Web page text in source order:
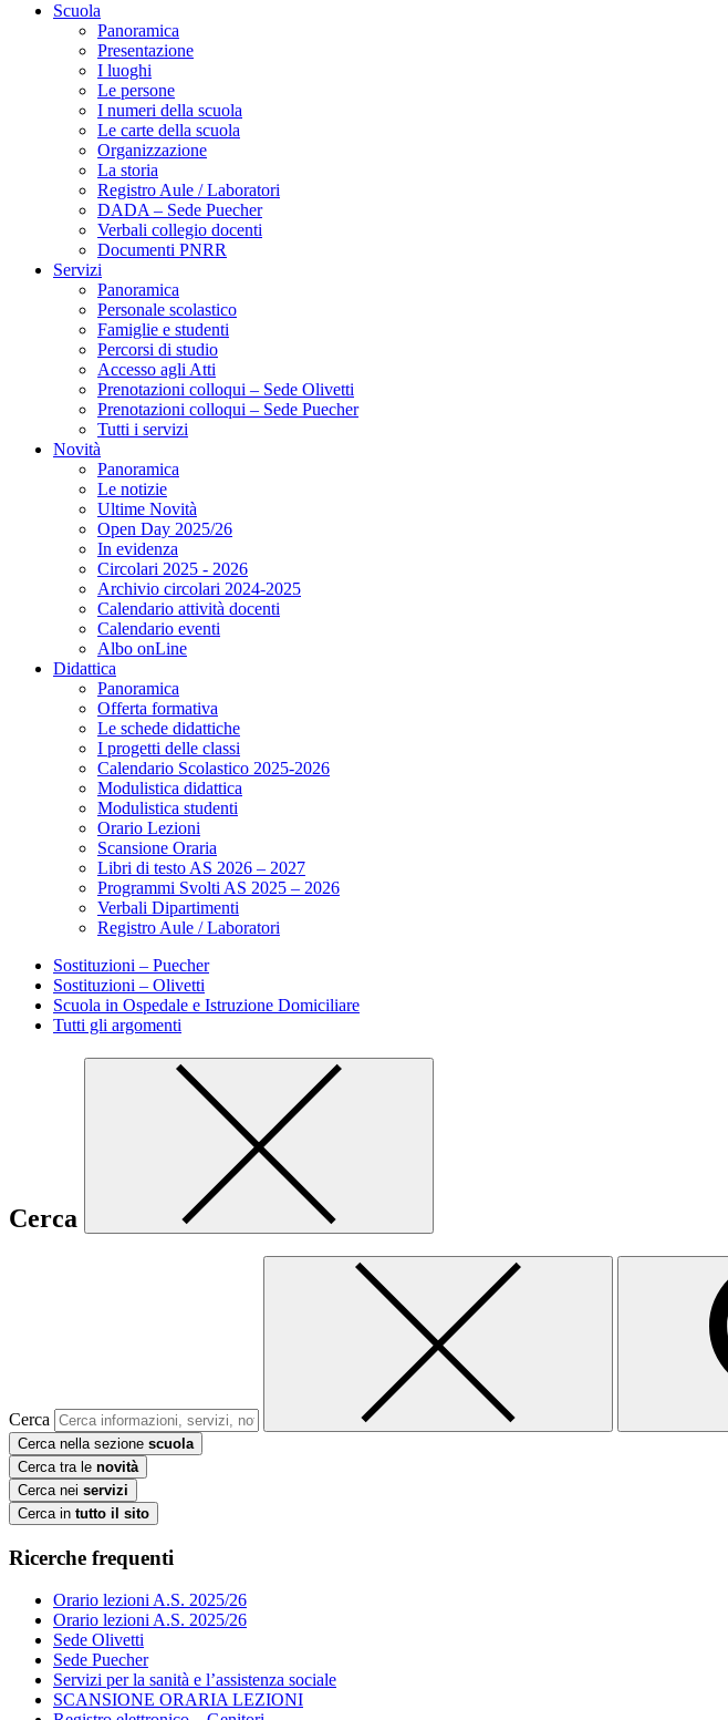
Scuola
Panoramica
Presentazione
I luoghi
Le persone
I numeri della scuola
Le carte della scuola
Organizzazione
La storia
Registro Aule / Laboratori
DADA – Sede Puecher
Verbali collegio docenti
Documenti PNRR
Servizi
Panoramica
Personale scolastico
Famiglie e studenti
Percorsi di studio
Accesso agli Atti
Prenotazioni colloqui – Sede Olivetti
Prenotazioni colloqui – Sede Puecher
Tutti i servizi
Novità
Panoramica
Le notizie
Ultime Novità
Open Day 2025/26
In evidenza
Circolari 2025 - 2026
Archivio circolari 2024-2025
Calendario attività docenti
Calendario eventi
Albo onLine
Didattica
Panoramica
Offerta formativa
Le schede didattiche
I progetti delle classi
Calendario Scolastico 2025-2026
Modulistica didattica
Modulistica studenti
Orario Lezioni
Scansione Oraria
Libri di testo AS 2026 – 2027
Programmi Svolti AS 2025 – 2026
Verbali Dipartimenti
Registro Aule / Laboratori
Sostituzioni – Puecher
Sostituzioni – Olivetti
Scuola in Ospedale e Istruzione Domiciliare
Tutti gli argomenti
Cerca
Cerca
Cerca nella sezione scuola
Cerca tra le novità
Cerca nei servizi
Cerca in tutto il sito
Ricerche frequenti
Orario lezioni A.S. 2025/26
Orario lezioni A.S. 2025/26
Sede Olivetti
Sede Puecher
Servizi per la sanità e l’assistenza sociale
SCANSIONE ORARIA LEZIONI